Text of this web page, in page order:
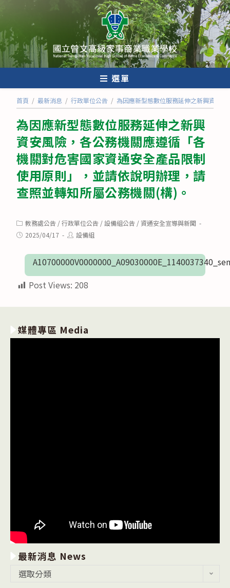
轉
至
主
要
內
選單
首頁 / 最新消息 / 行政單位公告 / 為因應新型態數位服務延伸之新興資安
為因應新型態數位服務延伸之新興
資安風險，各公務機關應遵循「各
機關對危害國家資通安全產品限制
使用原則」，並請依說明辦理，請
查照並轉知所屬公務機關(構)。
Post
category:
教務處公告 /行政單位公告 /設備組公告 /資通安全宣導與新聞
Post2025/04/17
Post設備組
Post Views: 208
媒體專區 Media
最新消息 News
選取分類